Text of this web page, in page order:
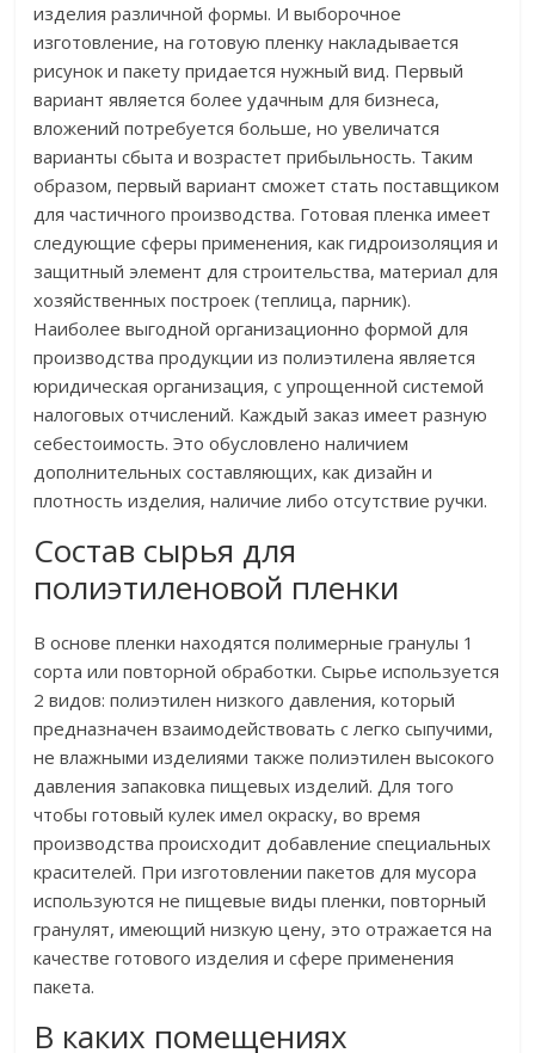
изделия различной формы. И выборочное
изготовление, на готовую пленку накладывается
рисунок и пакету придается нужный вид. Первый
вариант является более удачным для бизнеса,
вложений потребуется больше, но увеличатся
варианты сбыта и возрастет прибыльность. Таким
образом, первый вариант сможет стать поставщиком
для частичного производства. Готовая пленка имеет
следующие сферы применения, как гидроизоляция и
защитный элемент для строительства, материал для
хозяйственных построек (теплица, парник).
Наиболее выгодной организационно формой для
производства продукции из полиэтилена является
юридическая организация, с упрощенной системой
налоговых отчислений. Каждый заказ имеет разную
себестоимость. Это обусловлено наличием
дополнительных составляющих, как дизайн и
плотность изделия, наличие либо отсутствие ручки.
Состав сырья для
полиэтиленовой пленки
В основе пленки находятся полимерные гранулы 1
сорта или повторной обработки. Сырье используется
2 видов: полиэтилен низкого давления, который
предназначен взаимодействовать с легко сыпучими,
не влажными изделиями также полиэтилен высокого
давления запаковка пищевых изделий. Для того
чтобы готовый кулек имел окраску, во время
производства происходит добавление специальных
красителей. При изготовлении пакетов для мусора
используются не пищевые виды пленки, повторный
гранулят, имеющий низкую цену, это отражается на
качестве готового изделия и сфере применения
пакета.
В каких помещениях